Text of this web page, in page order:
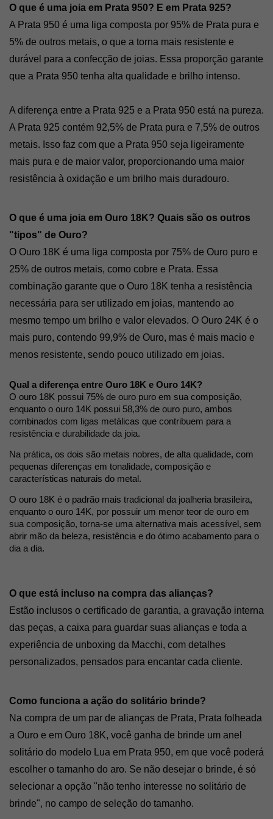
O que é uma joia em Prata 950? E em Prata 925?
A Prata 950 é uma liga composta por 95% de Prata pura e
5% de outros metais, o que a torna mais resistente e
durável para a confecção de joias. Essa proporção garante
que a Prata 950 tenha alta qualidade e brilho intenso.
A diferença entre a Prata 925 e a Prata 950 está na pureza.
A Prata 925 contém 92,5% de Prata pura e 7,5% de outros
metais. Isso faz com que a Prata 950 seja ligeiramente
mais pura e de maior valor, proporcionando uma maior
resistência à oxidação e um brilho mais duradouro.
O que é uma joia em Ouro 18K? Quais são os outros
"tipos" de Ouro?
O Ouro 18K é uma liga composta por 75% de Ouro puro e
25% de outros metais, como cobre e Prata. Essa
combinação garante que o Ouro 18K tenha a resistência
necessária para ser utilizado em joias, mantendo ao
mesmo tempo um brilho e valor elevados. O Ouro 24K é o
mais puro, contendo 99,9% de Ouro, mas é mais macio e
menos resistente, sendo pouco utilizado em joias.
Qual a diferença entre Ouro 18K e Ouro 14K?
O ouro 18K possui 75% de ouro puro em sua composição,
enquanto o ouro 14K possui 58,3% de ouro puro, ambos
resistência e durabilidade da joia.
Na prática, os dois são metais nobres, de alta qualidade, com
pequenas diferenças em tonalidade, composição e
características naturais do metal.
O ouro 18K é o padrão mais tradicional da joalheria brasileira,
enquanto o ouro 14K, por possuir um menor teor de ouro em
sua composição, torna-se uma alternativa mais acessível , sem
abrir mão da beleza, resistência e do ótimo acabamento para o
dia a dia.
O que está incluso na compra das alianças?
Estão inclusos o certificado de garantia, a gravação interna
das peças, a caixa para guardar suas alianças e toda a
experiência de unboxing da Macchi, com detalhes
personalizados, pensados para encantar cada cliente.
Como funciona a ação do solitário brinde?
Na compra de um par de alianças de Prata, Prata folheada
a Ouro e em Ouro 18K, você ganha de brinde um anel
solitário do modelo Lua em Prata 950, em que você poderá
escolher o tamanho do aro. Se não desejar o brinde, é só
selecionar a opção "não tenho interesse no solitário de
brinde", no campo de seleção do tamanho.